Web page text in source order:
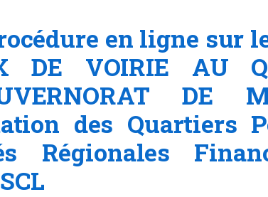
en ligne sur
DE VOIRIE AU
DE
des Quartiers
Régionales